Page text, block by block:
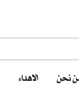
نحن الاهداء